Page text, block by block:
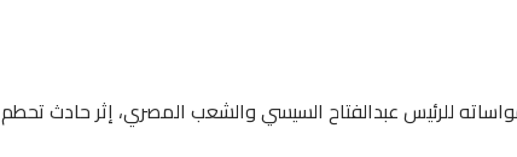
للرئيس عبدالفتاح السيسي والشعب المصري، إثر حادث تحطم